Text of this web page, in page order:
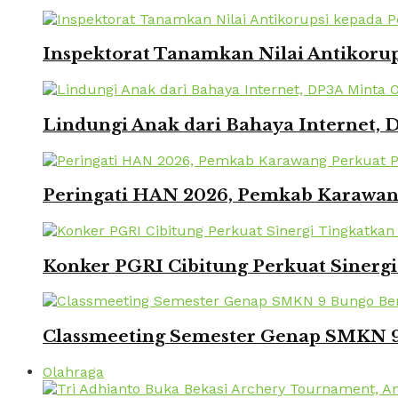
Inspektorat Tanamkan Nilai
Lindungi Anak dari Bahaya Internet,
Peringati HAN 2026, Pemkab
Konker PGRI Cibitung Perkuat
Classmeeting Semester Genap
Olahraga